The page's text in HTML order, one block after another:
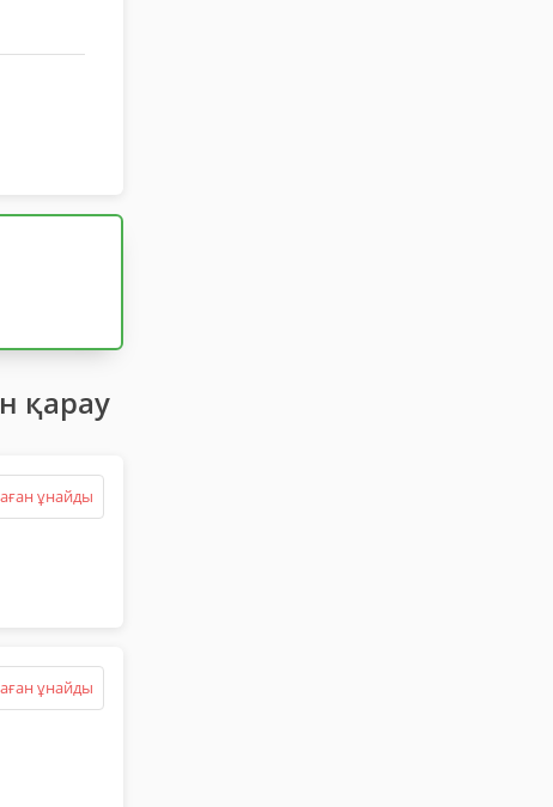
қарау
ұнайды
ұнайды